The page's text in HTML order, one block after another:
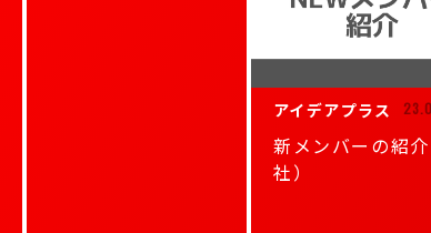
アイデアプラス
新メンバーの紹
社）